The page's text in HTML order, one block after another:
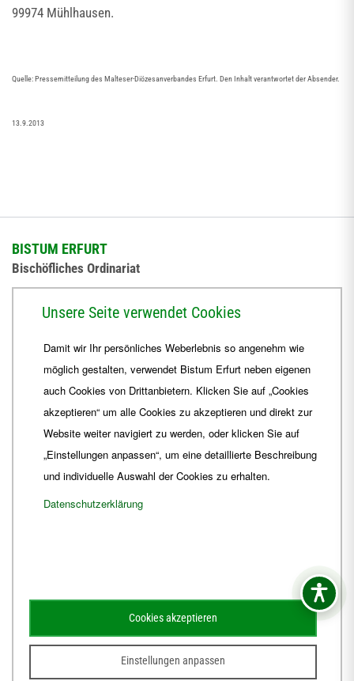
99974 Mühlhausen.
Quelle: Pressemitteilung des Malteser-Diözesanverbandes Erfurt. Den Inhalt verantwortet der Absender.
13.9.2013
BISTUM ERFURT
Bischöfliches Ordinariat
+49 361 6572-444
ordinariat Bistum-Erfurt.de
Schematismus Amtsblatt
Unsere Seite verwendet Cookies
Damit wir Ihr persönliches Weberlebnis so angenehm wie
möglich gestalten, verwendet Bistum Erfurt neben eigenen
auch Cookies von Drittanbietern. Klicken Sie auf „Cookies
akzeptieren“ um alle Cookies zu akzeptieren und direkt zur
Website weiter navigiert zu werden, oder klicken Sie auf
„Einstellungen anpassen“, um eine detaillierte Beschreibung
und individuelle Auswahl der Cookies zu erhalten.
Datenschutzerklärung
Einstellungen anpassen
Cookies akzeptieren